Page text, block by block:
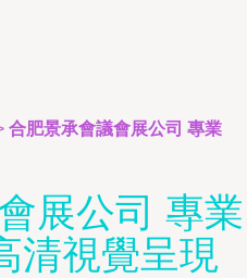
合肥景承會議會展公司 專業
展公司 專業
清視覺呈現